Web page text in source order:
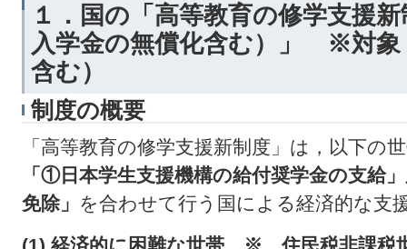
１．国の「高等教育の修学支援
入学金の無償化含む）」 ※対象
含む）
制度の概要
「高等教育の修学支援新制度」は，以下の
「①日本学生支援機構の給付奨学金の支給」
免除」 を合わせて行う国による経済的な支